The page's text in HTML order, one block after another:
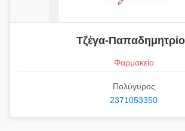
Τζέγα-
Φαρμακείο
Πολύγυρος
2371053350